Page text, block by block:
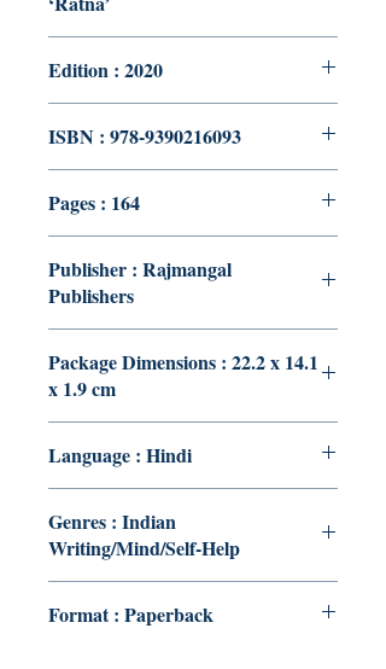
Edition : 2020
ISBN : 978-9390216093
Pages : 164
Publisher : Rajmangal
Publishers
Package Dimensions : 22.2 x 14.1
x 1.9 cm
Language : Hindi
Genres : Indian
Writing/Mind/Self-Help
Format : Paperback